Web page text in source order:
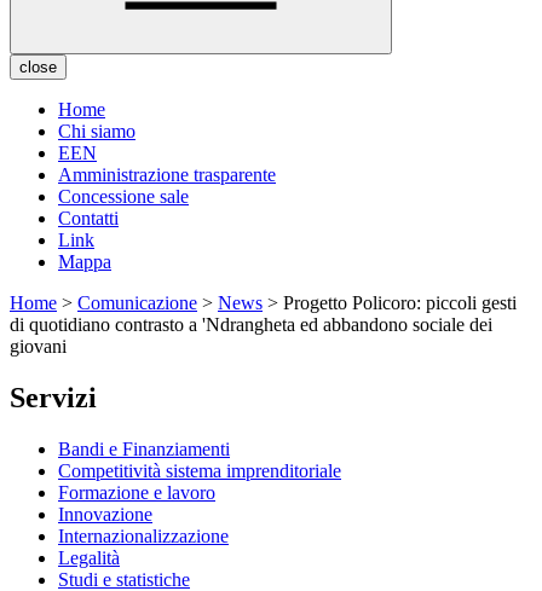
close
Home
Chi siamo
EEN
Amministrazione trasparente
Concessione sale
Contatti
Link
Mappa
Home > Comunicazione > News > Progetto Policoro: piccoli gesti
di quotidiano contrasto a 'Ndrangheta ed abbandono sociale dei
giovani
Servizi
Bandi e Finanziamenti
Competitività sistema imprenditoriale
Formazione e lavoro
Innovazione
Internazionalizzazione
Legalità
Studi e statistiche